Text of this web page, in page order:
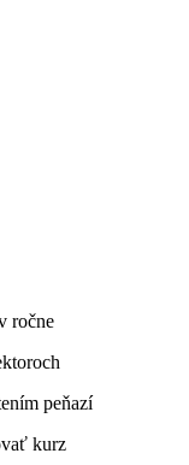
ročne
peňazí
kurz